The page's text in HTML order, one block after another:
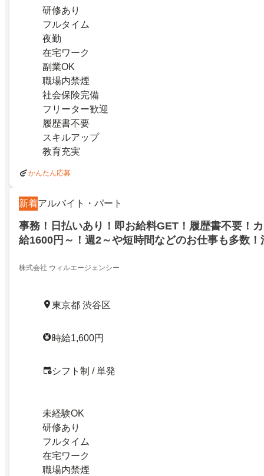
研修あり
フルタイム
夜勤
在宅ワーク
副業OK
職場内禁煙
社会保険完備
フリーター歓迎
履歴書不要
スキルアップ
教育充実
かんたん応募
新着アルバイト・パート
事務！日払いあり！即お給料GET！履歴書不要！
給1600円～！週2～や短時間などのお仕事も多数！
株式会社 ウィルエージェンシー
東京都 渋谷区
時給1,600円
シフト制 / 単発
未経験OK
研修あり
フルタイム
在宅ワーク
職場内禁煙